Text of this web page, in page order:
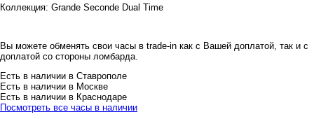
Коллекция: Grande Seconde Dual Time
Вы можете обменять свои часы в trade-in как с Вашей доплатой, так и с
доплатой со стороны ломбарда.
Есть в наличии в Ставрополе
Есть в наличии в Москве
Есть в наличии в Краснодаре
Посмотреть все часы в наличии